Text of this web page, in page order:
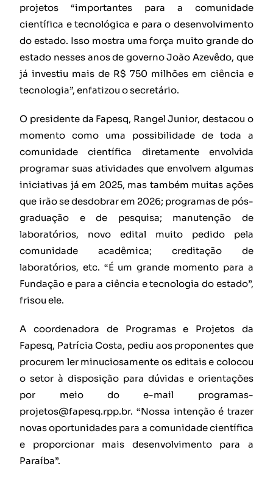
projetos “importantes para a comunidade
científica e tecnológica e para o desenvolvimento
do estado. Isso mostra uma força muito grande do
estado nesses anos de governo João Azevêdo, que
já investiu mais de R$ 750 milhões em ciência e
tecnologia”, enfatizou o secretário.
O presidente da Fapesq, Rangel Junior, destacou o
momento como uma possibilidade de toda a
comunidade científica diretamente envolvida
programar suas atividades que envolvem algumas
iniciativas já em 2025, mas também muitas ações
que irão se desdobrar em 2026; programas de pós-
graduação e de pesquisa; manutenção de
laboratórios, novo edital muito pedido pela
comunidade acadêmica; creditação de
laboratórios, etc. “É um grande momento para a
Fundação e para a ciência e tecnologia do estado”,
frisou ele.
A coordenadora de Programas e Projetos da
Fapesq, Patrícia Costa, pediu aos proponentes que
procurem ler minuciosamente os editais e colocou
o setor à disposição para dúvidas e orientações
por meio do e-mail programas-
projetos@fapesq.rpp.br. “Nossa intenção é trazer
novas oportunidades para a comunidade científica
e proporcionar mais desenvolvimento para a
Paraíba”.